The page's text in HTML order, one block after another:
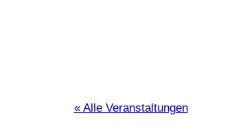
« Alle Veranstaltungen